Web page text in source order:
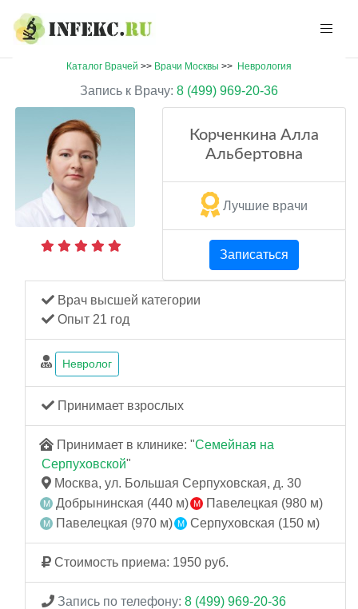
Каталог Врачей >> Врачи Москвы >> Неврология
Запись к Врачу: 8 (499) 969-20-36
Корченкина Алла
Альбертовна
Лучшие врачи
Записаться
Врач высшей категории
Опыт 21 год
Невролог
Принимает взрослых
Принимает в клинике: "Семейная на
Серпуховской"
Москва, ул. Большая Серпуховская, д. 30
Добрынинская (440 м)
Павелецкая (980 м)
Павелецкая (970 м)
Серпуховская (150 м)
Стоимость приема: 1950 руб.
Запись по телефону: 8 (499) 969-20-36